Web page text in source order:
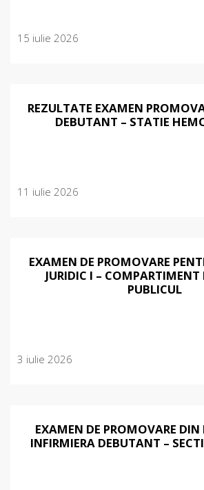
15 iulie 2026
REZULTATE EXAMEN
DEBUTANT – STATIE
11 iulie 2026
EXAMEN DE PROMOVARE
JURIDIC I – COMPARTIMENT
PUBLICUL
3 iulie 2026
EXAMEN DE PROMOVARE
INFIRMIERA DEBUTANT –